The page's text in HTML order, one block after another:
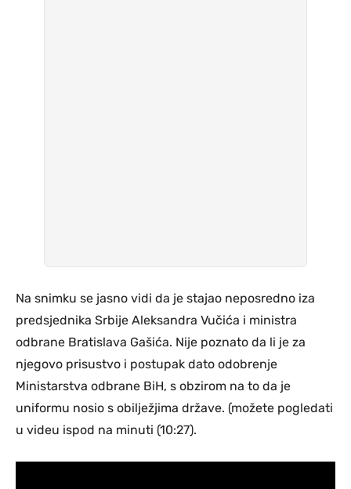
Na snimku se jasno vidi da je stajao neposredno iza
predsjednika Srbije Aleksandra Vučića i ministra
odbrane Bratislava Gašića. Nije poznato da li je za
njegovo prisustvo i postupak dato odobrenje
Ministarstva odbrane BiH, s obzirom na to da je
uniformu nosio s obilježjima države. (možete pogledati
u videu ispod na minuti (10:27).